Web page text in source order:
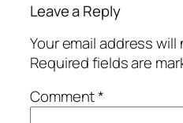
Leave a Reply
Your email address
Required fields are
Comment*